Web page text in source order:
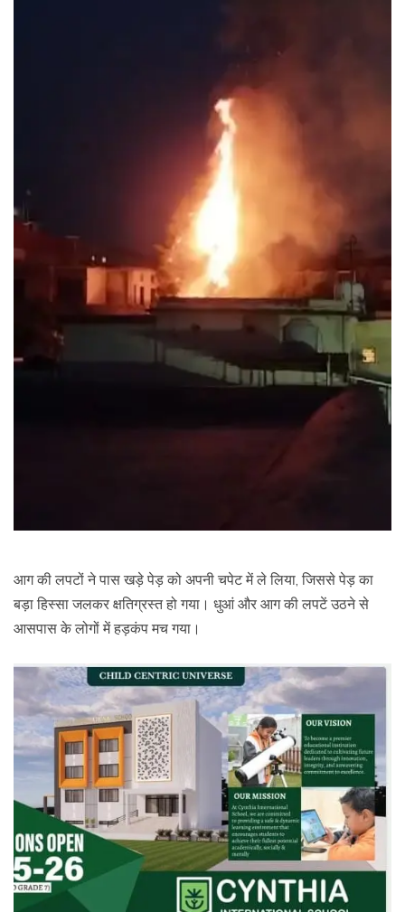
आग की लपटों ने पास खड़े पेड़ को अपनी चपेट में ले लिया, जिससे पेड़ का
बड़ा हिस्सा जलकर क्षतिग्रस्त हो गया। धुआं और आग की लपटें उठने से
आसपास के लोगों में हड़कंप मच गया।